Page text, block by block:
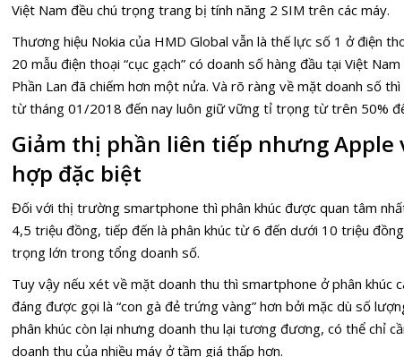
Việt Nam đều chú trọng trang bị tính năng 2 SIM trên các máy.
Thương hiệu Nokia của HMD Global vẫn là thế lực số 1 ở điện
20 mẫu điện thoại “cục gạch” có doanh số hàng đầu tại Việt
Phần Lan đã chiếm hơn một nửa. Và rõ ràng về mặt doanh số
từ tháng 01/2018 đến nay luôn giữ vững tỉ trọng từ trên 50%
Giảm thị phần liên tiếp nhưng
hợp đặc biệt
Đối với thị trường smartphone thì phân khúc được quan tâm
4,5 triệu đồng, tiếp đến là phân khúc từ 6 đến dưới 10 triệu
trọng lớn trong tổng doanh số.
Tuy vậy nếu xét về mặt doanh thu thì smartphone ở phân khúc
đáng được gọi là “con gà đẻ trứng vàng” hơn bởi mặc dù số
phân khúc còn lại nhưng doanh thu lại tương đương, có thể chỉ
doanh thu của nhiều máy ở tầm giá thấp hơn.